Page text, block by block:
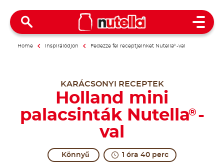
Open
Home Inspirálódjon Fedezze fel receptjeinket Nutella®-val
KARÁCSONYI RECEPTEK
Holland mini
palacsinták Nutella® -
val
Könnyű 1 óra 40 perc